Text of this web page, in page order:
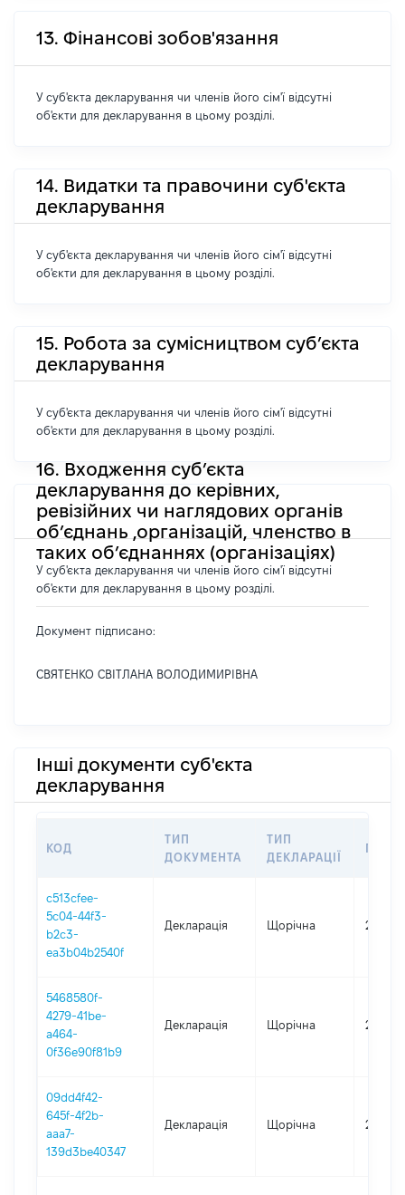
13. Фінансові зобов'язання
У суб'єкта декларування чи членів його сім'ї відсутні
об'єкти для декларування в цьому розділі.
14. Видатки та правочини суб'єкта
декларування
У суб'єкта декларування чи членів його сім'ї відсутні
об'єкти для декларування в цьому розділі.
15. Робота за сумісництвом суб’єкта
декларування
У суб'єкта декларування чи членів його сім'ї відсутні
об'єкти для декларування в цьому розділі.
16. Входження суб’єкта
декларування до керівних,
ревізійних чи наглядових органів
об’єднань ,організацій, членство в
таких об’єднаннях (організаціях)
У суб'єкта декларування чи членів його сім'ї відсутні
об'єкти для декларування в цьому розділі.
Документ підписано:
СВЯТЕНКО СВІТЛАНА ВОЛОДИМИРІВНА
Інші документи суб'єкта
декларування
КОД
ТИП
ДОКУМЕНТА
ТИП
ДЕКЛАРАЦІЇ
c513cfee-
5c04-44f3-
b2c3-
ea3b04b2540f
Декларація Щорічна 2025
5468580f-
4279-41be-
a464-
0f36e90f81b9
Декларація Щорічна 2024
09dd4f42-
645f-4f2b-
aaa7-
139d3be40347
Декларація Щорічна 2022